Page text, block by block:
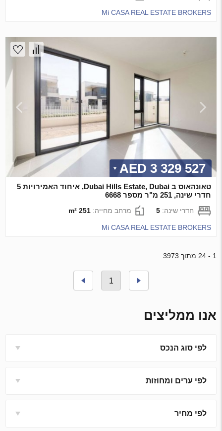
Mi CASA REAL ESTATE BROKERS
3 329 527 AED
טאונהאוס ב Dubai Hills Estate, Dubai, איחוד האמירויות 5
חדרי שינה, 251 מ"ר מספר 6668
חדרי שינה:5 מרחב מחייה:251 m²
Mi CASA REAL ESTATE BROKERS
1 - 24 מתוך 3973
1
אנו ממליצים
לפי סוג הנכס
לפי ערים ומחוזות
לפי מחיר